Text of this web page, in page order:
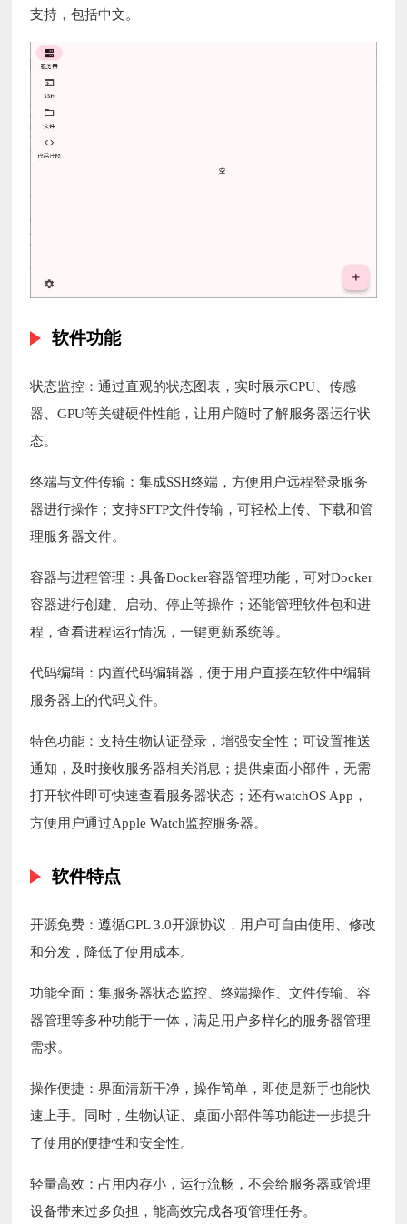
支持，包括中文。
软件功能
状态监控：通过直观的状态图表，实时展示CPU、传感
器、GPU等关键硬件性能，让用户随时了解服务器运行状
态。
终端与文件传输：集成SSH终端，方便用户远程登录服务
器进行操作；支持SFTP文件传输，可轻松上传、下载和管
理服务器文件。
容器与进程管理：具备Docker容器管理功能，可对Docker
容器进行创建、启动、停止等操作；还能管理软件包和进
程，查看进程运行情况，一键更新系统等。
代码编辑：内置代码编辑器，便于用户直接在软件中编辑
服务器上的代码文件。
特色功能：支持生物认证登录，增强安全性；可设置推送
通知，及时接收服务器相关消息；提供桌面小部件，无需
打开软件即可快速查看服务器状态；还有watchOS App，
方便用户通过Apple Watch监控服务器。
软件特点
开源免费：遵循GPL 3.0开源协议，用户可自由使用、修改
和分发，降低了使用成本。
功能全面：集服务器状态监控、终端操作、文件传输、容
器管理等多种功能于一体，满足用户多样化的服务器管理
需求。
操作便捷：界面清新干净，操作简单，即使是新手也能快
速上手。同时，生物认证、桌面小部件等功能进一步提升
了使用的便捷性和安全性。
轻量高效：占用内存小，运行流畅，不会给服务器或管理
设备带来过多负担，能高效完成各项管理任务。